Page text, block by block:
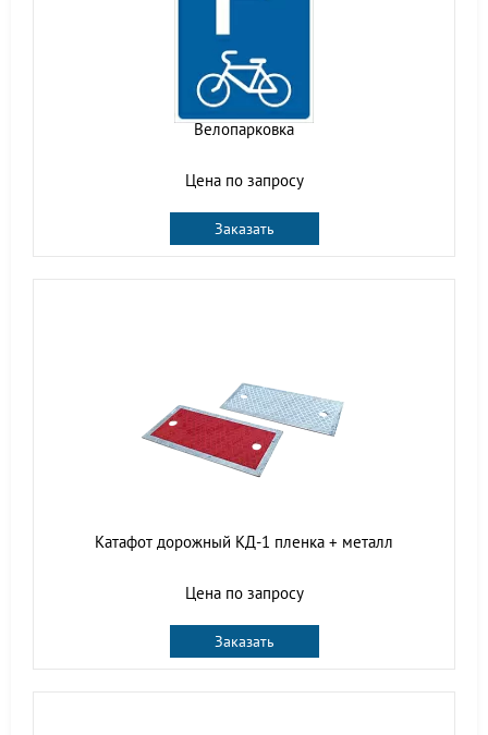
Велопарковка
Цена по запросу
Заказать
Катафот дорожный КД-1 пленка + металл
Цена по запросу
Заказать